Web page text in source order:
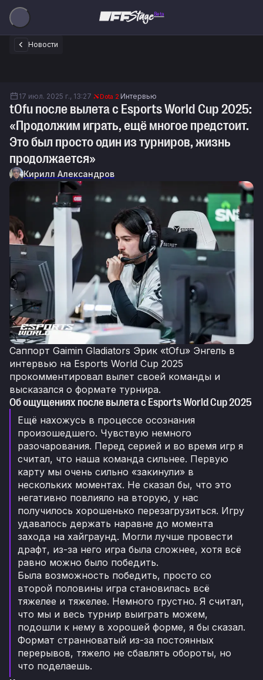
Beta
Новости
17 июл. 2025 г., 13:27 Dota 2 Интервью
tOfu после вылета с Esports World Cup 2025:
«Продолжим играть, ещё многое предстоит.
Это был просто один из турниров, жизнь
продолжается»
Кирилл Александров
Саппорт Gaimin Gladiators Эрик «tOfu» Энгель в
интервью на Esports World Cup 2025
прокомментировал вылет своей команды и
высказался о формате турнира.
Об ощущениях после вылета с Esports World Cup 2025
Ещё нахожусь в процессе осознания
произошедшего. Чувствую немного
разочарования. Перед серией и во время игр я
считал, что наша команда сильнее. Первую
карту мы очень сильно «закинули» в
нескольких моментах. Не сказал бы, что это
негативно повлияло на вторую, у нас
получилось хорошенько перезагрузиться. Игру
удавалось держать наравне до момента
захода на хайграунд. Могли лучше провести
драфт, из-за него игра была сложнее, хотя всё
равно можно было победить.
Была возможность победить, просто со
второй половины игра становилась всё
тяжелее и тяжелее. Немного грустно. Я считал,
что мы и весь турнир выиграть можем,
подошли к нему в хорошей форме, я бы сказал.
Формат странноватый из-за постоянных
перерывов, тяжело не сбавлять обороты, но
что поделаешь.